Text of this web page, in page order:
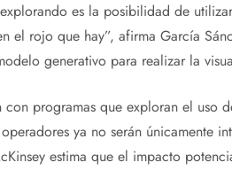
es la posibilidad de
el rojo que hay”, afirma García
generativo para realizar la
programas que exploran el uso
ya no serán únicamente
estima que el impacto